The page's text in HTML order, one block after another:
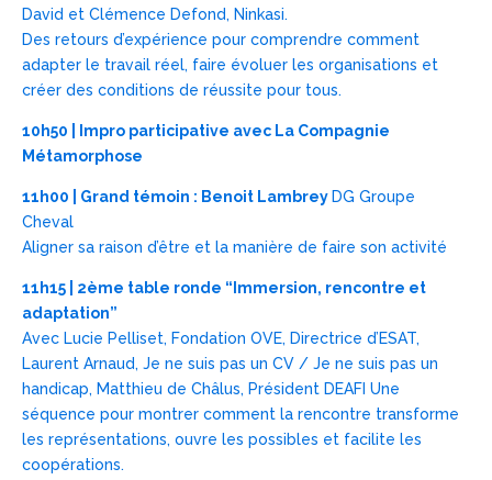
David et Clémence Defond, Ninkasi.
Des retours d’expérience pour comprendre comment
adapter le travail réel, faire évoluer les organisations et
créer des conditions de réussite pour tous.
10h50 | Impro participative avec La Compagnie
Métamorphose
11h00 | Grand témoin : Benoit Lambrey DG Groupe
Cheval
Aligner sa raison d’être et la manière de faire son activité
11h15 | 2ème table ronde “Immersion, rencontre et
adaptation”
Avec Lucie Pelliset, Fondation OVE, Directrice d’ESAT,
Laurent Arnaud, Je ne suis pas un CV / Je ne suis pas un
handicap, Matthieu de Châlus, Président DEAFI Une
séquence pour montrer comment la rencontre transforme
les représentations, ouvre les possibles et facilite les
coopérations.